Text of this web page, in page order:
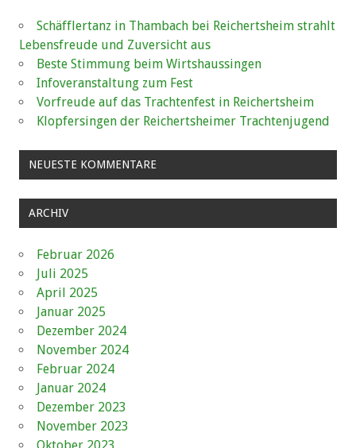
Schäfflertanz in Thambach bei Reichertsheim strahlt
Lebensfreude und Zuversicht aus
Beste Stimmung beim Wirtshaussingen
Infoveranstaltung zum Fest
Vorfreude auf das Trachtenfest in Reichertsheim
Klopfersingen der Reichertsheimer Trachtenjugend
NEUESTE KOMMENTARE
ARCHIV
Februar 2026
Juli 2025
April 2025
Januar 2025
Dezember 2024
November 2024
Februar 2024
Januar 2024
Dezember 2023
November 2023
Oktober 2023